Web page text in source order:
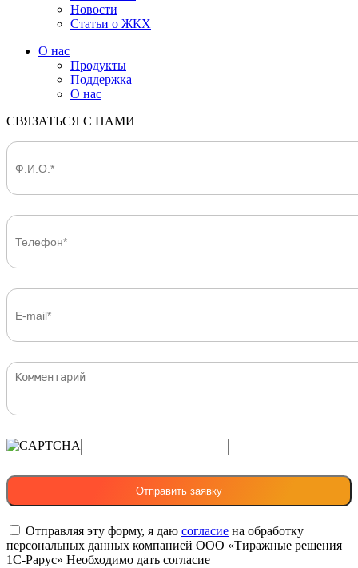
Новости
Статьи о ЖКХ
О нас
Продукты
Поддержка
О нас
СВЯЗАТЬСЯ С НАМИ
Отправляя эту форму, я даю согласие на обработку
персональных данных компанией ООО «Тиражные решения
1С-Рарус» Необходимо дать согласие